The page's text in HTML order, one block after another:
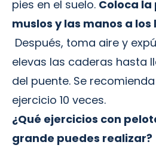
pies en el suelo. Coloca
muslos y las manos a
Después, toma aire y
elevas las caderas hasta
del puente. Se
ejercicio 10 veces.
¿Qué ejercicios con
grande puedes realizar?